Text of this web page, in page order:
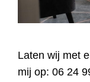
Laten wij met
mij op: 06 24